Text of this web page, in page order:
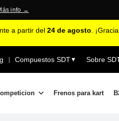
info →
a partir del 24 de agosto .
| Compuestos SDT▼ Sobre
Frenos para kart